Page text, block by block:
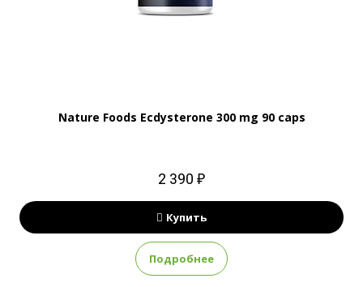
Nature Foods Ecdysterone 300 mg 90 caps
2 390 ₽
Купить
Подробнее